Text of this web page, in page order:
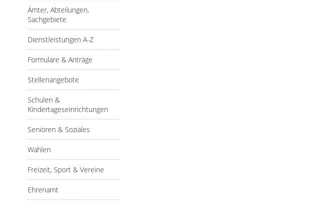
Ämter, Abteilungen,
Sachgebiete
Dienstleistungen A-Z
Formulare & Anträge
Stellenangebote
Schulen &
Kindertageseinrichtungen
Senioren & Soziales
Wahlen
Freizeit, Sport & Vereine
Ehrenamt